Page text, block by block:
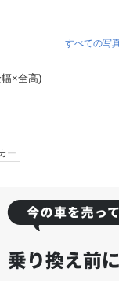
すべての写
×全高)
ー